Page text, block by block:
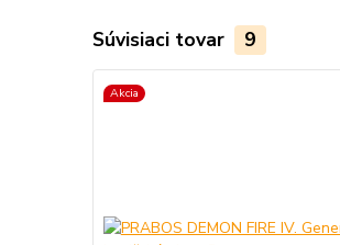
Súvisiaci tovar 9
Akcia